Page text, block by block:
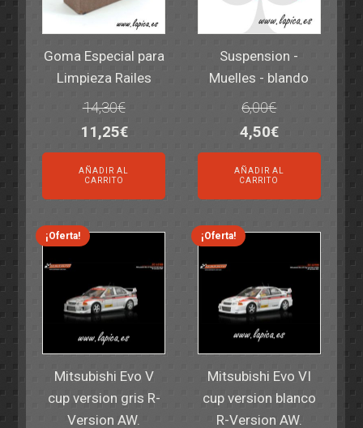
Goma Especial para
Limpieza Railes
14,30€
El
precio
original
era:
14,30€.
11,25€El
precio
actual
es:
11,25€.
AÑADIR AL
CARRITO
Suspension -
Muelles - blando
6,00€
El
precio
original
era:
6,00€.
4,50€El
precio
actual
es:
4,50€.
AÑADIR AL
CARRITO
¡Oferta!
Mitsubishi Evo V
cup version gris R-
Version AW.
¡Oferta!
Mitsubishi Evo VI
cup version blanco
R-Version AW.